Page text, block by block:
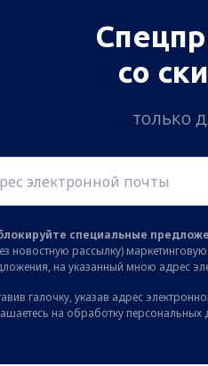
со
только
специальные
новостную рассылку)
на указанный мною адрес
галочку, указав адрес
на обработку персональных